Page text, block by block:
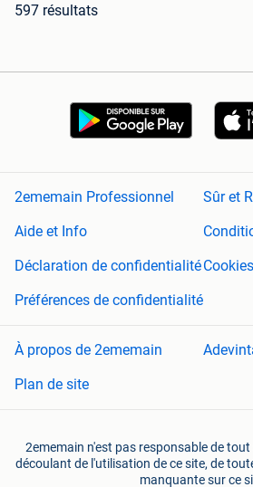
597 résultats
2ememain Professionnel
Sûr et
Aide et Info
Déclaration de confidentialitéCookies
Préférences de confidentialité
À propos de 2ememain
Plan de site
2ememain n'est pas responsable de
découlant de l'utilisation de ce site, de
manquante sur ce